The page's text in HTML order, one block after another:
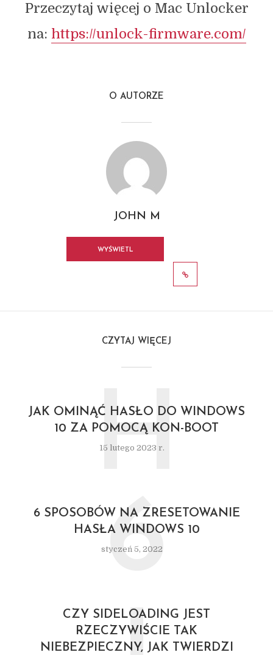
Przeczytaj więcej o Mac Unlocker
na: https://unlock-firmware.com/
O AUTORZE
JOHN M
WYŚWIETL
CZYTAJ WIĘCEJ
JAK OMINĄĆ HASŁO DO WINDOWS
10 ZA POMOCĄ KON-BOOT
15 lutego 2023 r.
H
6 SPOSOBÓW NA ZRESETOWANIE
HASŁA WINDOWS 10
styczeń 5, 2022
6
CZY SIDELOADING JEST
RZECZYWIŚCIE TAK
NIEBEZPIECZNY, JAK TWIERDZI